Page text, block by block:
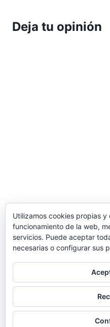
Deja tu opinión
© 2026
por
Utilizamos cookies propias
funcionamiento de la web,
servicios. Puede aceptar
necesarias o configurar sus